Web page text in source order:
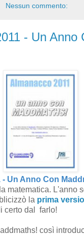
Nessun commento:
- Un Anno
- Un Anno Con
matematica. L'anno
la prima
certo dal farlo!
così